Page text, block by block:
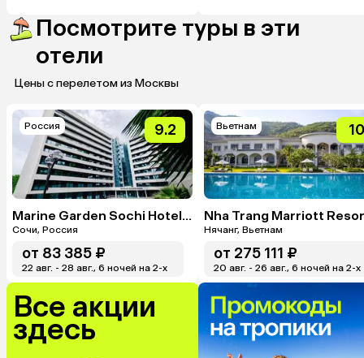
Посмотрите туры в эти
отели
Цены с перелетом из Москвы
Россия 9.2
Marine Garden Sochi Hotels & Spa By ZONT Hotel Group
Сочи, Россия
от 83 385 ₽
22 авг. - 28 авг., 6 ночей на 2-x
Вьетнам 10
Нячанг, Вьетнам
от 275 111 ₽
20 авг. - 26 авг., 6 ночей на 2-x
Все акции
здесь